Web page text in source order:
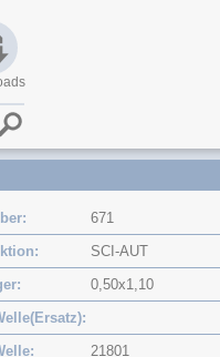
671
SCI-AUT
0,50x1,10
21801